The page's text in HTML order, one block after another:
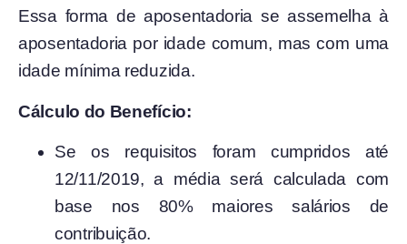
Essa forma de aposentadoria se assemelha à
aposentadoria por idade comum, mas com uma
idade mínima reduzida.
Cálculo do Benefício:
Se os requisitos foram cumpridos até
12/11/2019, a média será calculada com
base nos 80% maiores salários de
contribuição.